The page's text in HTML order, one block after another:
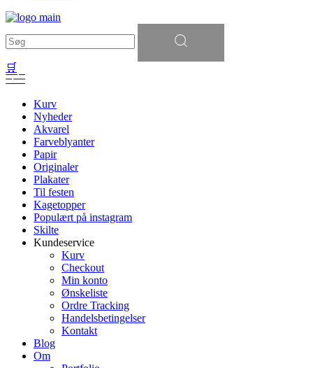
efter:
🛒
Kurv
Nyheder
Akvarel
Farveblyanter
Papir
Originaler
Plakater
Til festen
Kagetopper
Populært på instagram
Skilte
Kundeservice
Kurv
Checkout
Min konto
Ønskeliste
Ordre Tracking
Handelsbetingelser
Kontakt
Blog
Om